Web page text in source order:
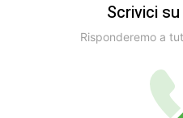
Scrivici
Risponderemo a